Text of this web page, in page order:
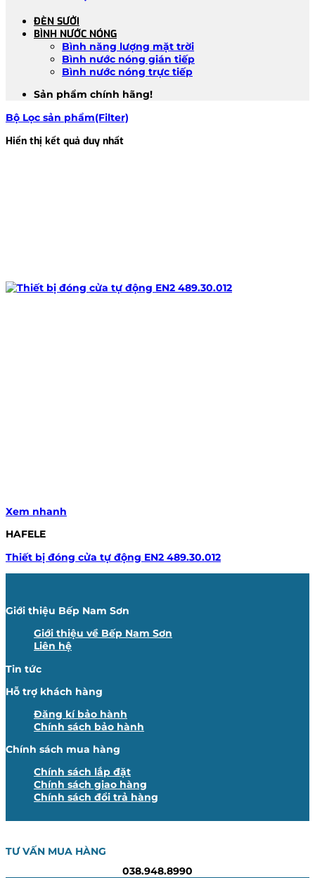
ĐÈN SƯỞI
BÌNH NƯỚC NÓNG
Bình năng lượng mặt trời
Bình nước nóng gián tiếp
Bình nước nóng trực tiếp
Sản phẩm chính hãng!
Bộ Lọc sản phẩm(Filter)
Hiển thị kết quả duy nhất
Xem nhanh
HAFELE
Thiết bị đóng cửa tự động EN2 489.30.012
Giới thiệu Bếp Nam Sơn
Giới thiệu về Bếp Nam Sơn
Liên hệ
Tin tức
Hỗ trợ khách hàng
Đăng kí bảo hành
Chính sách bảo hành
Chính sách mua hàng
Chính sách lắp đặt
Chính sách giao hàng
Chính sách đổi trả hàng
TƯ VẤN MUA HÀNG
038.948.8990